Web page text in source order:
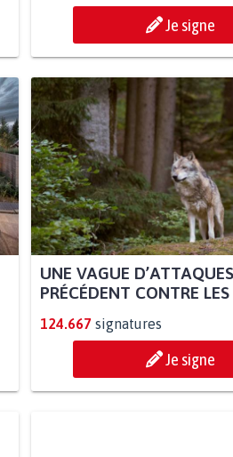
Je signe
UNE VAGUE
PRÉCÉDENT CONTRE
124.667 signatures
Je signe